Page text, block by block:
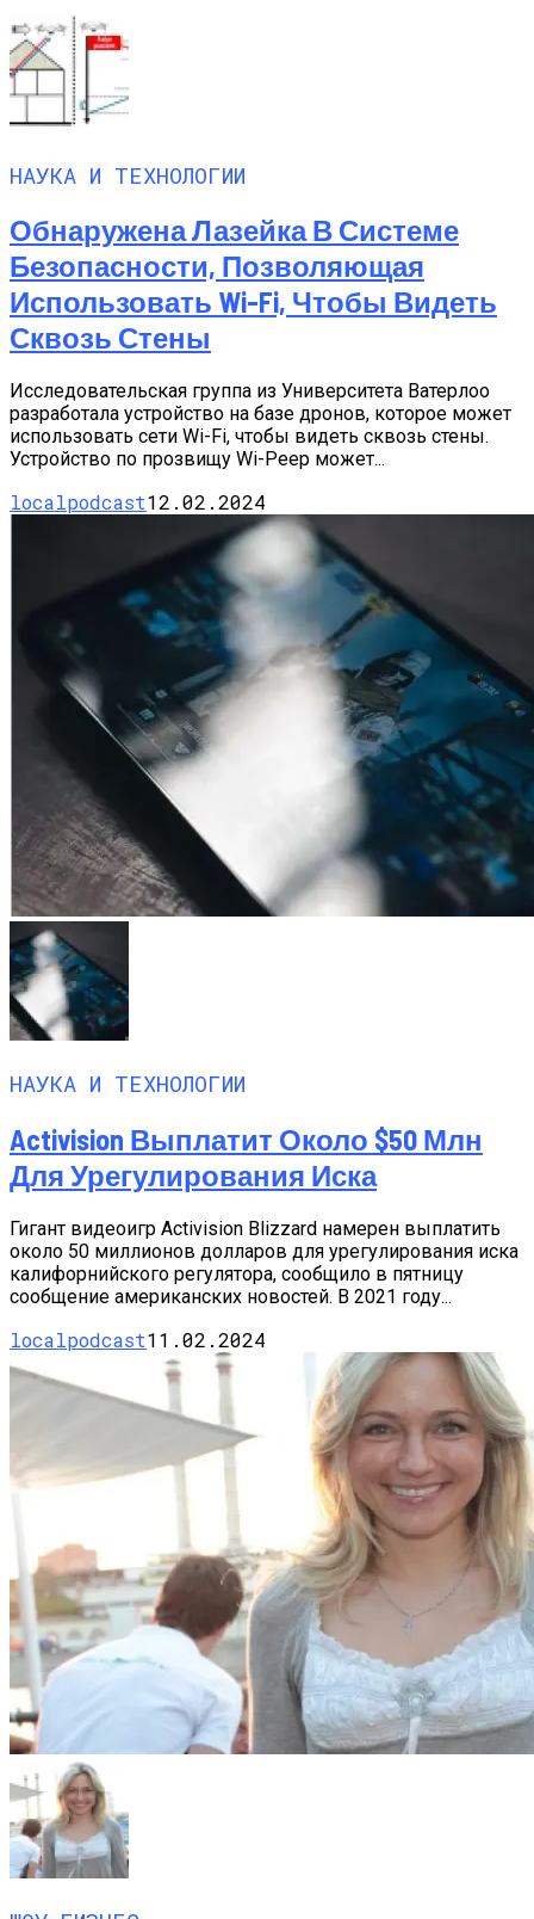
НАУКА И ТЕХНОЛОГИИ
Обнаружена Лазейка В Системе
Безопасности, Позволяющая
Использовать Wi-Fi, Чтобы Видеть
Сквозь Стены
Исследовательская группа из Университета Ватерлоо
разработала устройство на базе дронов, которое может
использовать сети Wi-Fi, чтобы видеть сквозь стены.
Устройство по прозвищу Wi-Peep может...
localpodcast12.02.2024
НАУКА И ТЕХНОЛОГИИ
Activision Выплатит Около $50 Млн
Для Урегулирования Иска
Гигант видеоигр Activision Blizzard намерен выплатить
около 50 миллионов долларов для урегулирования иска
калифорнийского регулятора, сообщило в пятницу
сообщение американских новостей. В 2021 году...
localpodcast11.02.2024